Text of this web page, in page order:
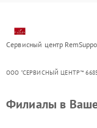
Сервисный центр
ООО "СЕРВИСНЫЙ ЦЕНТР"*
Филиалы в